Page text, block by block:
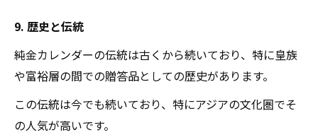
9. 歴史と伝統
純金カレンダーの伝統は古くから続いており、特に皇族
や富裕層の間での贈答品としての歴史があります。
この伝統は今でも続いており、特にアジアの文化圏でそ
の人気が高いです。